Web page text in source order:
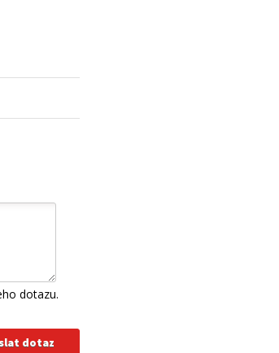
dotazu.